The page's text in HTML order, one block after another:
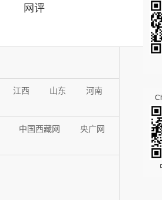
网评
江西 山东
河南
中国西藏网
央广网